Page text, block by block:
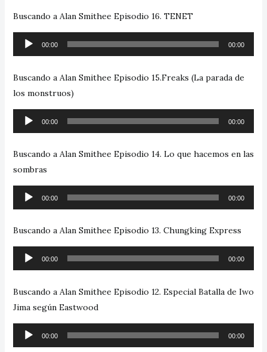
Buscando a Alan Smithee Episodio 16. TENET
Reproductor
de
00:00 00:00
Buscando a Alan Smithee Episodio 15.Freaks (La parada de
los monstruos)
Reproductor
de
00:00 00:00
Buscando a Alan Smithee Episodio 14. Lo que hacemos en las
sombras
Reproductor
de
00:00 00:00
Buscando a Alan Smithee Episodio 13. Chungking Express
Reproductor
de
00:00 00:00
Buscando a Alan Smithee Episodio 12. Especial Batalla de Iwo
Jima según Eastwood
Reproductor
de
00:00 00:00